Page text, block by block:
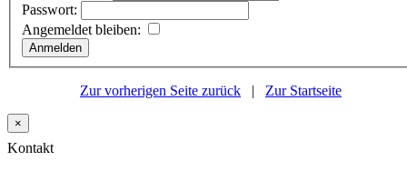
Passwort:
Angemeldet bleiben:
Zur vorherigen Seite zurück | Zur Startseite
×
Kontakt